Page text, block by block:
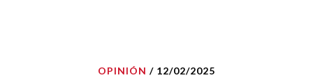
OPINIÓN / 12/02/2025